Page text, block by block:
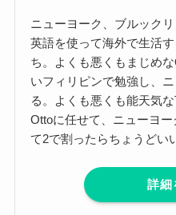
ニューヨーク、ブルックリ
英語を使って海外で生活
ち。よくも悪くもまじめ
いフィリピンで勉強し、
る。よくも悪くも能天気
Ottoに任せて、ニューヨ
て2で割ったらちょうどい
詳細